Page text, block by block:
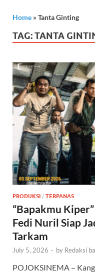
Home » Tanta Ginting
TAG:TANTA
PRODUKSI / TERPANAS
“Bapakmu
Fedi Nuril Siap
Tarkam
July 5, 2026 - by Redaksi
POJOKSINEMA –